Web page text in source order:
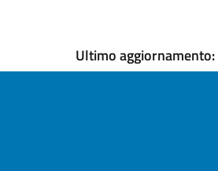
Ultimo aggiornamento: